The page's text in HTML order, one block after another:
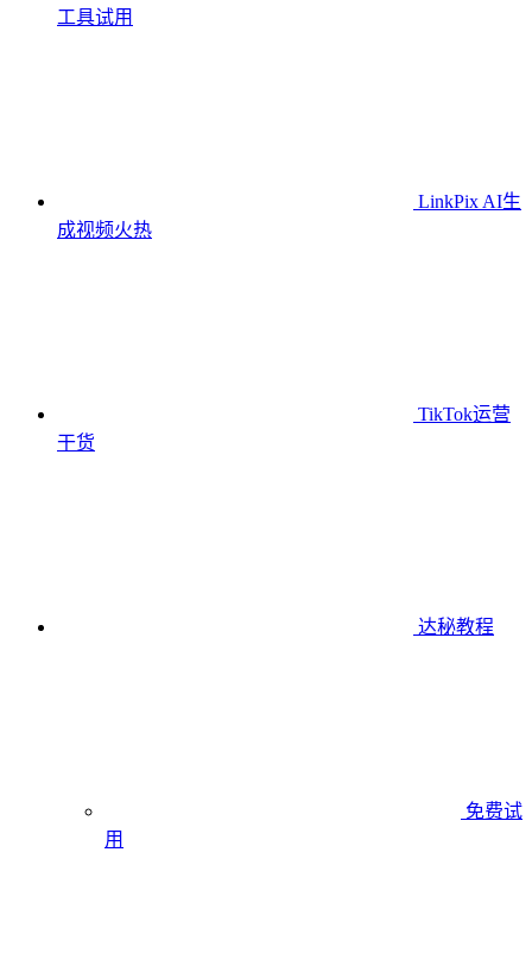
工具试用
LinkPix AI生
成视频火热
TikTok运营
干货
达秘教程
免费试
用